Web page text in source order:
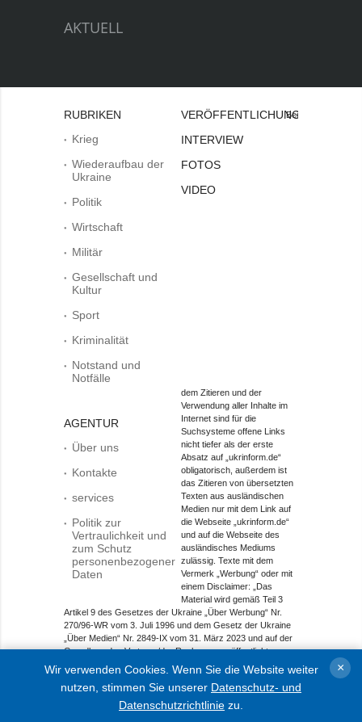
AKTUELL
RUBRIKEN
Krieg
Wiederaufbau der
Ukraine
Politik
Wirtschaft
Militär
Gesellschaft und
Kultur
Sport
Kriminalität
Notstand und
Notfälle
AGENTUR
Über uns
Kontakte
services
Politik zur
Vertraulichkeit und
zum Schutz
personenbezogener
Daten
VERÖFFENTLICHUNGEN
INTERVIEW
FOTOS
VIDEO
Bei
dem Zitieren und der
Verwendung aller Inhalte im
Internet sind für die
Suchsysteme offene Links
nicht tiefer als der erste
Absatz auf „ukrinform.de“
obligatorisch, außerdem ist
das Zitieren von übersetzten
Texten aus ausländischen
Medien nur mit dem Link auf
die Webseite „ukrinform.de“
und auf die Webseite des
ausländisches Mediums
zulässig. Texte mit dem
Vermerk „Werbung“ oder mit
einem Disclaimer: „Das
Material wird gemäß Teil 3
Artikel 9 des Gesetzes der Ukraine „Über Werbung“ Nr.
270/96-WR vom 3. Juli 1996 und dem Gesetz der Ukraine
„Über Medien“ Nr. 2849-IX vom 31. März 2023 und auf der
Grundlage des Vertrags/der Rechnung veröffentlicht.
Objekt im Bereich Onlinemedien; Medien-ID R40-01421.
© 2015-2026 Ukrinform. Alle Rechte sind geschützt.
Wir verwenden Cookies. Wenn Sie die Website weiter
nutzen, stimmen Sie unserer Datenschutz- und
Datenschutzrichtlinie zu.
×